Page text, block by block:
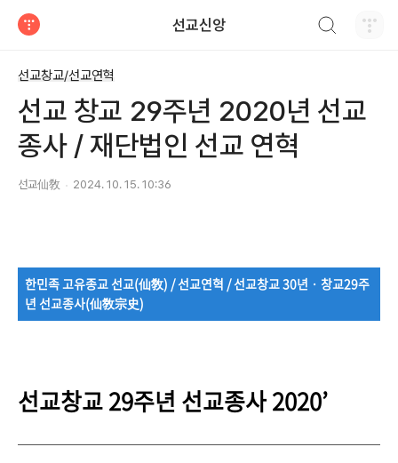
선교신앙
선교창교/선교연혁
선교 창교 29주년 2020년 선교
종사 / 재단법인 선교 연혁
선교仙敎 2024. 10. 15. 10:36
한민족 고유종교 선교(仙敎) / 선교연혁 / 선교창교 30년 · 창교29주
년 선교종사(仙敎宗史)
선교창교 29주년 선교종사 2020’